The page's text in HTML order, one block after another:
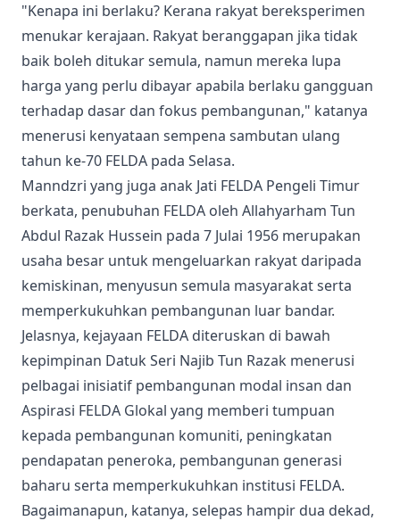
"Kenapa ini berlaku? Kerana rakyat bereksperimen
menukar kerajaan. Rakyat beranggapan jika tidak
baik boleh ditukar semula, namun mereka lupa
harga yang perlu dibayar apabila berlaku gangguan
terhadap dasar dan fokus pembangunan," katanya
menerusi kenyataan sempena sambutan ulang
tahun ke-70 FELDA pada Selasa.
Manndzri yang juga anak Jati FELDA Pengeli Timur
berkata, penubuhan FELDA oleh Allahyarham Tun
Abdul Razak Hussein pada 7 Julai 1956 merupakan
usaha besar untuk mengeluarkan rakyat daripada
kemiskinan, menyusun semula masyarakat serta
memperkukuhkan pembangunan luar bandar.
Jelasnya, kejayaan FELDA diteruskan di bawah
kepimpinan Datuk Seri Najib Tun Razak menerusi
pelbagai inisiatif pembangunan modal insan dan
Aspirasi FELDA Glokal yang memberi tumpuan
kepada pembangunan komuniti, peningkatan
pendapatan peneroka, pembangunan generasi
baharu serta memperkukuhkan institusi FELDA.
Bagaimanapun, katanya, selepas hampir dua dekad,